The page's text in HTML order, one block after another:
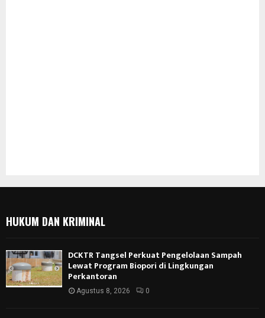
HUKUM DAN KRIMINAL
DCKTR Tangsel Perkuat Pengelolaan Sampah
Lewat Program Biopori di Lingkungan
Perkantoran
Agustus 8, 2026 0